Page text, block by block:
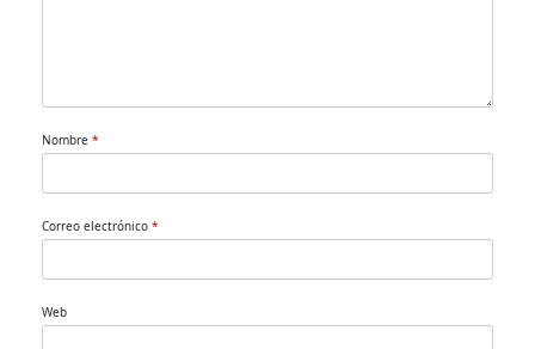
Nombre *
Correo electrónico *
Web